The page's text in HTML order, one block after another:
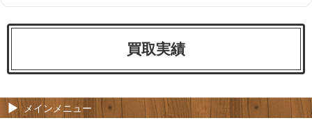
買取実績
メインメニュー